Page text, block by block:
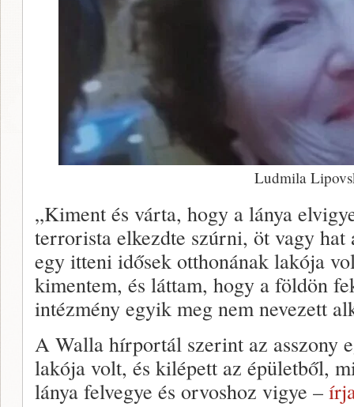
Ludmila
„Kiment és várta, hogy a lánya
terrorista elkezdte szúrni, öt vagy
egy itteni idősek otthonának lakója
kimentem, és láttam, hogy a földön
intézmény egyik meg nem nevezett
A Walla hírportál szerint az asszony
lakója volt, és kilépett az épületből,
lánya felvegye és orvoshoz vigye –